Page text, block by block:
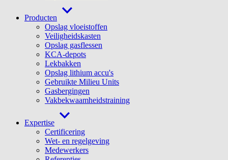
Producten
Opslag vloeistoffen
Veiligheidskasten
Opslag gasflessen
KCA-depots
Lekbakken
Opslag lithium accu's
Gebruikte Milieu Units
Gasbergingen
Vakbekwaamheidstraining
Expertise
Certificering
Wet- en regelgeving
Medewerkers